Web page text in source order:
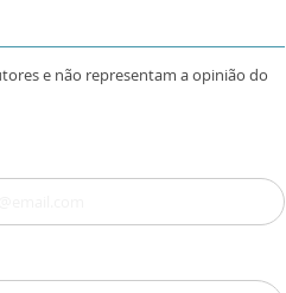
e não representam a opinião do